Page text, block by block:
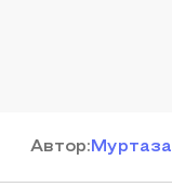
Автор: